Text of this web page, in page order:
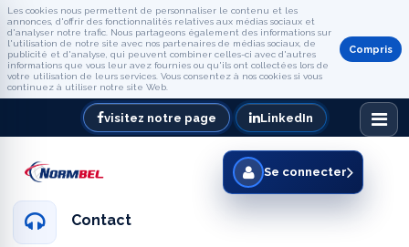
Les cookies nous permettent de personnaliser le contenu et les
annonces, d'offrir des fonctionnalités relatives aux médias sociaux et
d'analyser notre trafic. Nous partageons également des informations sur
l'utilisation de notre site avec nos partenaires de médias sociaux, de
publicité et d'analyse, qui peuvent combiner celles-ci avec d'autres
informations que vous leur avez fournies ou qu'ils ont collectées lors de
votre utilisation de leurs services. Vous consentez à nos cookies si vous
continuez à utiliser notre site Web.
Compris
visitez notre page LinkedIn
Contact
Se connecter